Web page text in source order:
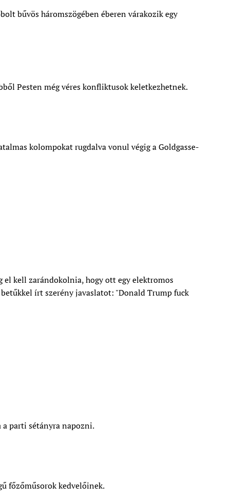
bűvös háromszögében éberen várakozik egy
Pesten még véres konfliktusok keletkezhetnek.
kolompokat rugdalva vonul végig a Goldgasse-
el kell zarándokolnia, hogy ott egy elektromos
írt szerény javaslatot: "Donald Trump fuck
parti sétányra napozni.
főzőműsorok kedvelőinek.